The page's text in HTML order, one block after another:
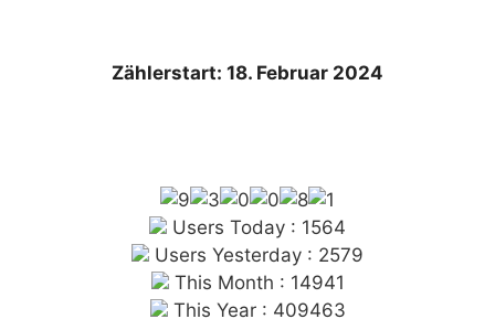
Zählerstart: 18. Februar 2024
Users Today : 1564
Users Yesterday : 2579
This Month : 14941
This Year : 409463